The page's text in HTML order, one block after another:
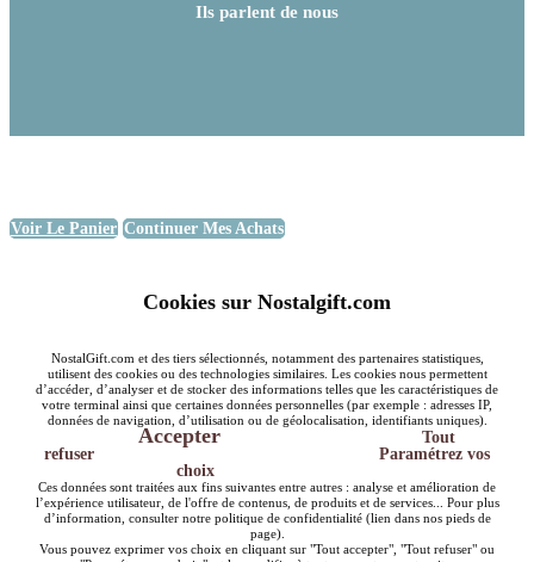
Ils parlent de nous
Voir Le Panier Continuer Mes Achats
Cookies sur Nostalgift.com
NostalGift.com et des tiers sélectionnés, notamment des partenaires statistiques,
utilisent des cookies ou des technologies similaires. Les cookies nous permettent
d’accéder, d’analyser et de stocker des informations telles que les caractéristiques de
votre terminal ainsi que certaines données personnelles (par exemple : adresses IP,
données de navigation, d’utilisation ou de géolocalisation, identifiants uniques).
Accepter
Tout
refuser
Paramétrez vos
choix
Ces données sont traitées aux fins suivantes entre autres : analyse et amélioration de
l’expérience utilisateur, de l'offre de contenus, de produits et de services... Pour plus
d’information, consulter notre politique de confidentialité (lien dans nos pieds de
page).
Vous pouvez exprimer vos choix en cliquant sur "Tout accepter", "Tout refuser" ou